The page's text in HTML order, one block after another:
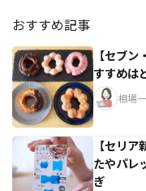
おすすめ記事
【セブ
すすめは
相場
【セリ
たやパレ
ぎ